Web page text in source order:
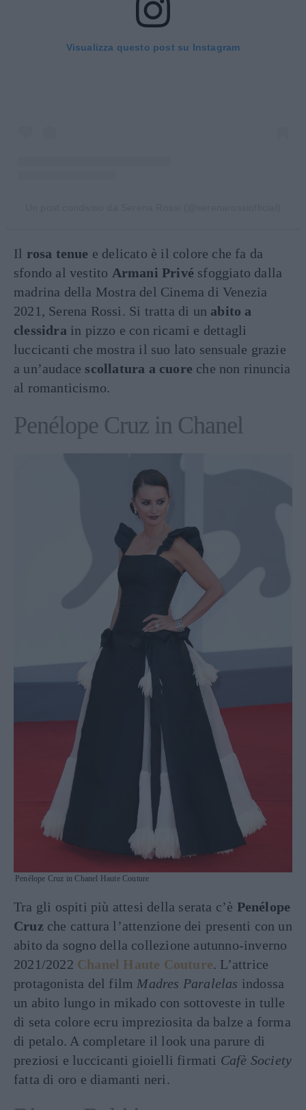
Visualizza questo post su Instagram
Il rosa tenue e delicato è il colore che fa da
sfondo al vestito Armani Privé sfoggiato dalla
madrina della Mostra del Cinema di Venezia
2021, Serena Rossi. Si tratta di un abito a
clessidra in pizzo e con ricami e dettagli
luccicanti che mostra il suo lato sensuale grazie
a un’audace scollatura a cuore che non rinuncia
al romanticismo.
Penélope Cruz in Chanel
Penélope Cruz in Chanel Haute Couture
Tra gli ospiti più attesi della serata c’è Penélope
Cruz che cattura l’attenzione dei presenti con un
abito da sogno della collezione autunno-inverno
2021/2022 Chanel Haute Couture. L’attrice
protagonista del film Madres Paralelas indossa
un abito lungo in mikado con sottoveste in tulle
di seta colore ecru impreziosita da balze a forma
di petalo. A completare il look una parure di
preziosi e luccicanti gioielli firmati Cafè Society
fatta di oro e diamanti neri.